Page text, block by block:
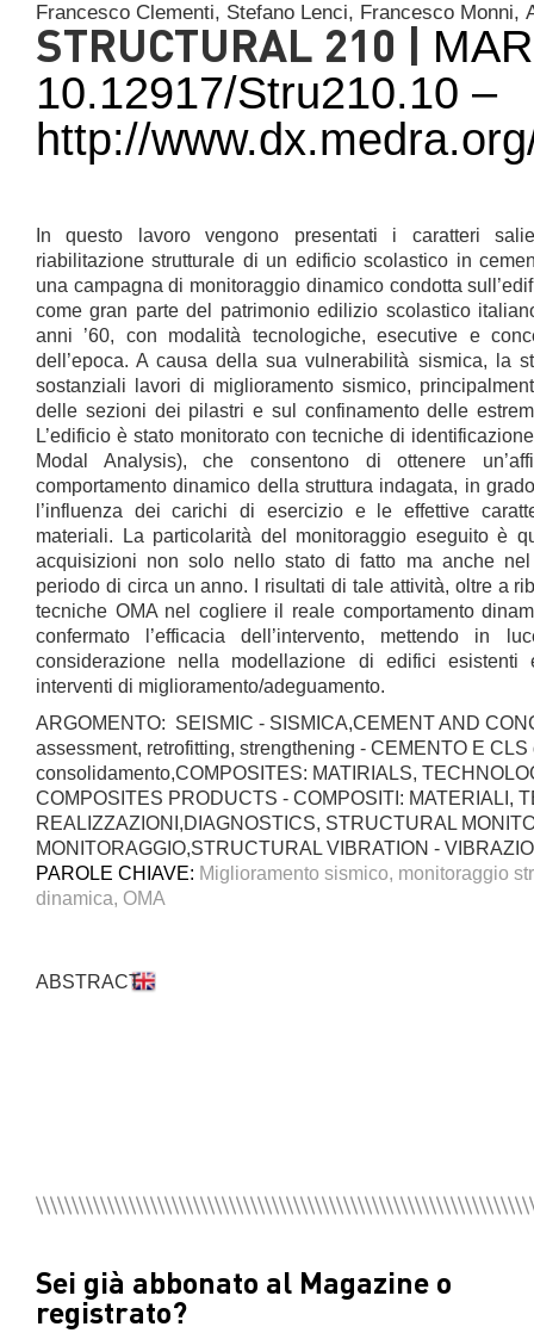
Francesco Clementi, Stefano Lenci, Francesco Monni,
STRUCTURAL 210 |
10.12917/Stru210.10 –
http://
In questo lavoro vengono presentati i caratteri
riabilitazione strutturale di un edificio scolastico in
una campagna di monitoraggio dinamico condotta
come gran parte del patrimonio edilizio scolastico
anni ’60, con modalità tecnologiche, esecutive e
dell’epoca. A causa della sua vulnerabilità sismica, la
sostanziali lavori di miglioramento sismico,
delle sezioni dei pilastri e sul confinamento delle
L’edificio è stato monitorato con tecniche di
Modal Analysis), che consentono di ottenere
comportamento dinamico della struttura indagata, in
l’influenza dei carichi di esercizio e le effettive
materiali. La particolarità del monitoraggio eseguito è
acquisizioni non solo nello stato di fatto ma anche
periodo di circa un anno. I risultati di tale attività, oltre a
tecniche OMA nel cogliere il reale comportamento
confermato l’efficacia dell’intervento, mettendo in
considerazione nella modellazione di edifici
interventi di miglioramento/adeguamento.
ARGOMENTO: SEISMIC - SISMICA,CEMENT AND
assessment, retrofitting, strengthening - CEMENTO E
consolidamento,COMPOSITES: MATIRIALS,
COMPOSITES PRODUCTS - COMPOSITI: MATERIALI,
REALIZZAZIONI,DIAGNOSTICS, STRUCTURAL
MONITORAGGIO,STRUCTURAL VIBRATION -
PAROLE CHIAVE: Miglioramento sismico, monitoraggio
dinamica, OMA
ABSTRACT
Sei già abbonato al Magazine o
registrato?